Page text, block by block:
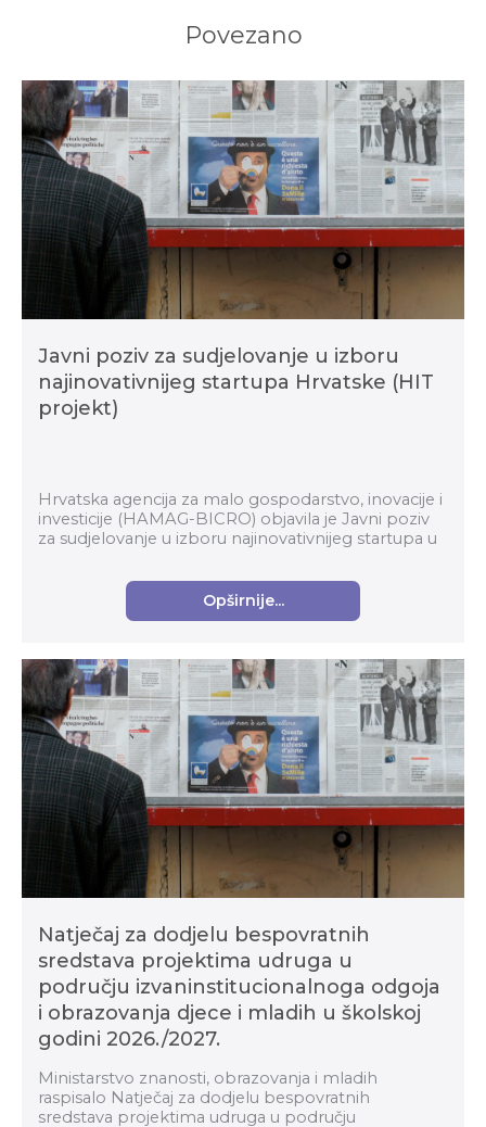
Povezano
Javni poziv za sudjelovanje u izboru
najinovativnijeg startupa Hrvatske (HIT
projekt)
Hrvatska agencija za malo gospodarstvo, inovacije i
investicije (HAMAG-BICRO) objavila je Javni poziv
za sudjelovanje u izboru najinovativnijeg startupa u
Opširnije...
Natječaj za dodjelu bespovratnih
sredstava projektima udruga u
području izvaninstitucionalnoga odgoja
i obrazovanja djece i mladih u školskoj
godini 2026./2027.
Ministarstvo znanosti, obrazovanja i mladih
raspisalo Natječaj za dodjelu bespovratnih
sredstava projektima udruga u području